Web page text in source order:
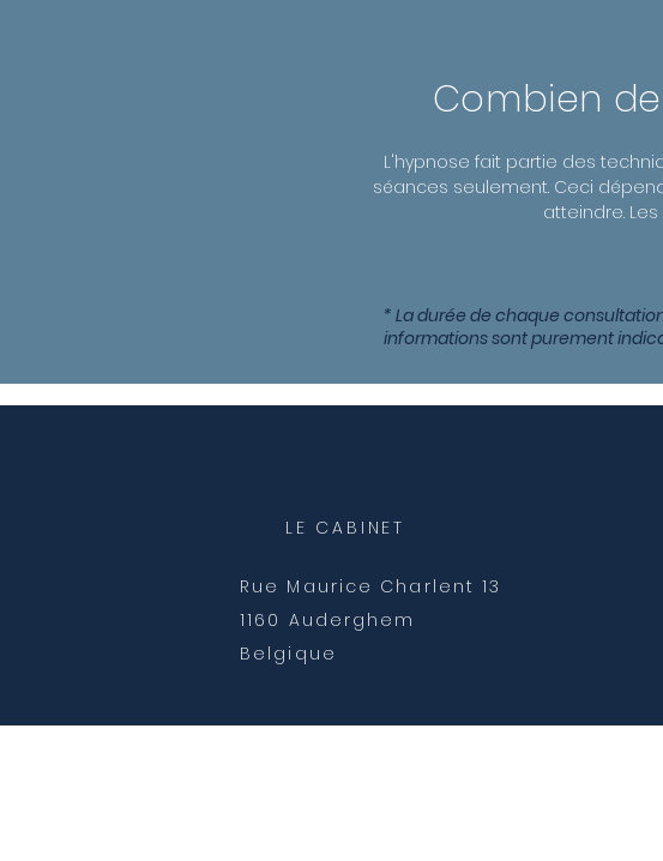
Combien
L'hypnose fait partie des
séances seulement. Ceci
atteindre.
* La durée de chaque
informations sont purement
LE CABINET
Rue Maurice Charlent 13
1160 Auderghem
Belgique